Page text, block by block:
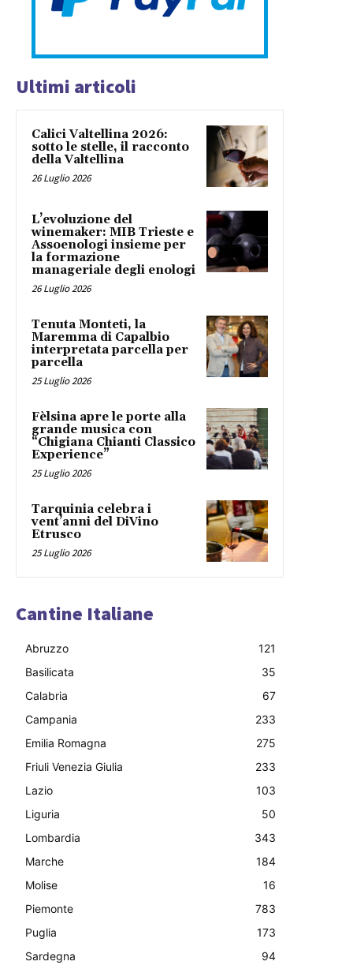
Ultimi articoli
Calici Valtellina 2026:
sotto le stelle, il racconto
della Valtellina
26 Luglio 2026
L’evoluzione del
winemaker: MIB Trieste e
Assoenologi insieme per
la formazione
manageriale degli enologi
26 Luglio 2026
Tenuta Monteti, la
Maremma di Capalbio
interpretata parcella per
parcella
25 Luglio 2026
Fèlsina apre le porte alla
grande musica con
“Chigiana Chianti Classico
Experience”
25 Luglio 2026
Tarquinia celebra i
vent’anni del DiVino
Etrusco
25 Luglio 2026
Cantine Italiane
Abruzzo
121
Basilicata
35
Calabria
67
Campania
233
Emilia Romagna
275
Friuli Venezia Giulia
233
Lazio
103
Liguria
50
Lombardia
343
Marche
184
Molise
16
Piemonte
783
Puglia
173
Sardegna
94